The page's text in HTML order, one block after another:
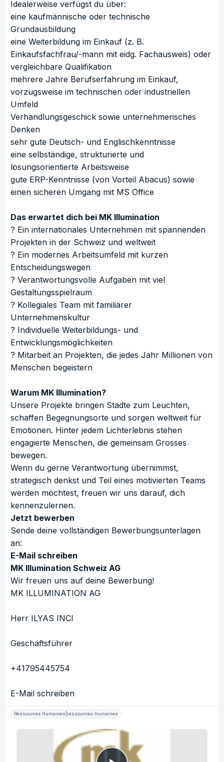
Idealerweise verfügst du über:
eine kaufmännische oder technische
Grundausbildung
eine Weiterbildung im Einkauf (z. B.
Einkaufsfachfrau/-mann mit eidg. Fachausweis) oder
vergleichbare Qualifikation
mehrere Jahre Berufserfahrung im Einkauf,
vorzugsweise im technischen oder industriellen
Umfeld
Verhandlungsgeschick sowie unternehmerisches
Denken
sehr gute Deutsch- und Englischkenntnisse
eine selbständige, strukturierte und
lösungsorientierte Arbeitsweise
gute ERP-Kenntnisse (von Vorteil Abacus) sowie
einen sicheren Umgang mit MS Office
Das erwartet dich bei MK Illumination
? Ein internationales Unternehmen mit spannenden
Projekten in der Schweiz und weltweit
? Ein modernes Arbeitsumfeld mit kurzen
Entscheidungswegen
? Verantwortungsvolle Aufgaben mit viel
Gestaltungsspielraum
? Kollegiales Team mit familiärer
Unternehmenskultur
? Individuelle Weiterbildungs- und
Entwicklungsmöglichkeiten
? Mitarbeit an Projekten, die jedes Jahr Millionen von
Menschen begeistern
Warum MK Illumination?
Unsere Projekte bringen Städte zum Leuchten,
schaffen Begegnungsorte und sorgen weltweit für
Emotionen. Hinter jedem Lichterlebnis stehen
engagierte Menschen, die gemeinsam Grosses
bewegen.
Wenn du gerne Verantwortung übernimmst,
strategisch denkst und Teil eines motivierten Teams
werden möchtest, freuen wir uns darauf, dich
kennenzulernen.
Jetzt bewerben
Sende deine vollständigen Bewerbungsunterlagen
an:
E-Mail schreiben
MK Illumination Schweiz AG
Wir freuen uns auf deine Bewerbung!
MK ILLUMINATION AG
Herr ILYAS INCI
Geschäftsführer
+41795445754
E-Mail schreiben
Ressources Humaines|ressources-humaines